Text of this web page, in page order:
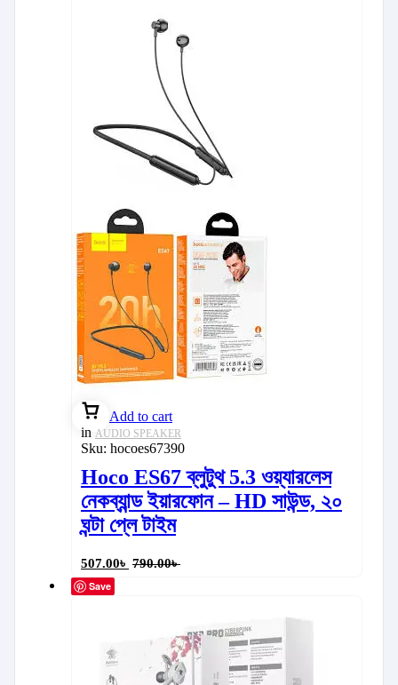
Add to cart
in AUDIO SPEAKER
Sku: hocoes67390
Hoco ES67 ব্লুটুথ 5.3 ওয়্যারলেস
নেকব্যান্ড ইয়ারফোন – HD সাউন্ড, ২০
ঘন্টা প্লে টাইম
507.00৳ 790.00৳
Save